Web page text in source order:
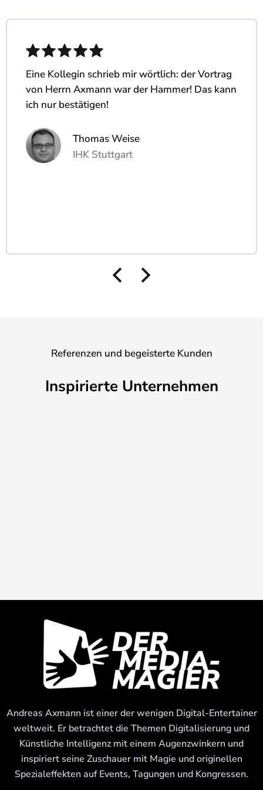
Eine Kollegin schrieb mir wörtlich: der Vortrag
von Herrn Axmann war der Hammer! Das kann
ich nur bestätigen!
Thomas Weise
IHK Stuttgart
Referenzen und begeisterte Kunden
Inspirierte Unternehmen
Andreas Axmann ist einer der wenigen Digital-Entertainer
weltweit. Er betrachtet die Themen Digitalisierung und
Künstliche Intelligenz mit einem Augenzwinkern und
inspiriert seine Zuschauer mit Magie und originellen
Spezialeffekten auf Events, Tagungen und Kongressen.